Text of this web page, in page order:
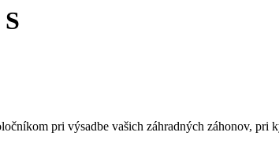
pri výsadbe vašich záhradných záhonov, pri